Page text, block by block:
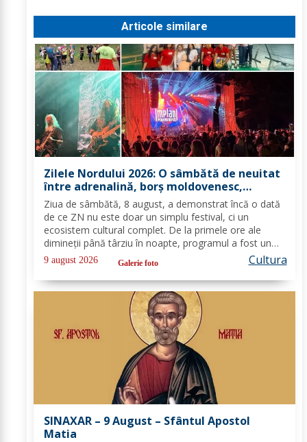
Articole similare
Zilele Nordului 2026: O sâmbătă de neuitat
între adrenalină, borș moldovenesc,
ateliere și concerte
Ziua de sâmbătă, 8 august, a demonstrat încă o dată
de ce ZN nu este doar un simplu festival, ci un
ecosistem cultural complet. De la primele ore ale
dimineții până târziu în noapte, programul a fost un
maraton (la propriu și la figurat) de emoții, gusturi,
dezbateri și decibeli, transformând...
9 august 2026 Galerie foto Cultura
SINAXAR – 9 August – Sfântul Apostol
Matia